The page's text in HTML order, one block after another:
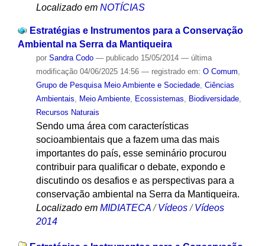
Localizado em NOTÍCIAS
Estratégias e Instrumentos para a Conservação
Ambiental na Serra da Mantiqueira
por Sandra Codo — publicado15/05/2014 — última
modificação04/06/2025 14:56 — registrado em: O Comum
Grupo de Pesquisa Meio Ambiente e Sociedade, Ciências
Ambientais
Meio Ambiente, Ecossistemas Biodiversidade,
Recursos Naturais
Sendo uma área com características
socioambientais que a fazem uma das mais
importantes do país, esse seminário procurou
contribuir para qualificar o debate, expondo e
discutindo os desafios e as perspectivas para a
conservação ambiental na Serra da Mantiqueira.
Localizado em MIDIATECA /Vídeos /Vídeos
2014